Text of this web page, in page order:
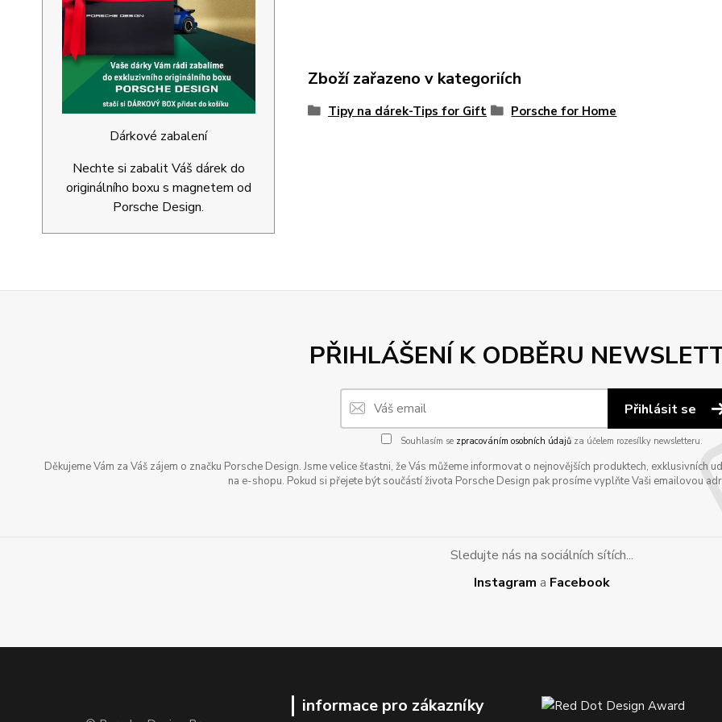
Dárkové zabalení
Nechte si zabalit Váš dárek do
originálního boxu s magnetem od
Porsche Design.
Zboží zařazeno v kategoriích
Tipy na dárek-Tips for Gift Porsche for Home
PŘIHLÁŠENÍ K ODBĚRU
Přihlásit se
Souhlasím se zpracováním osobních údajůza účelem rozesílky newsletteru.
Děkujeme Vám za Váš zájem o značku Porsche Design. Jsme velice šťastni, že Vás můžeme informovat o nejnovějších produktech, exklusivních
na e-shopu. Pokud si přejete být součástí života Porsche Design pak prosíme vyplňte Vaši emailovou
Sledujte nás na sociálních sítích...
Instagram a Facebook
informace pro zákazníky